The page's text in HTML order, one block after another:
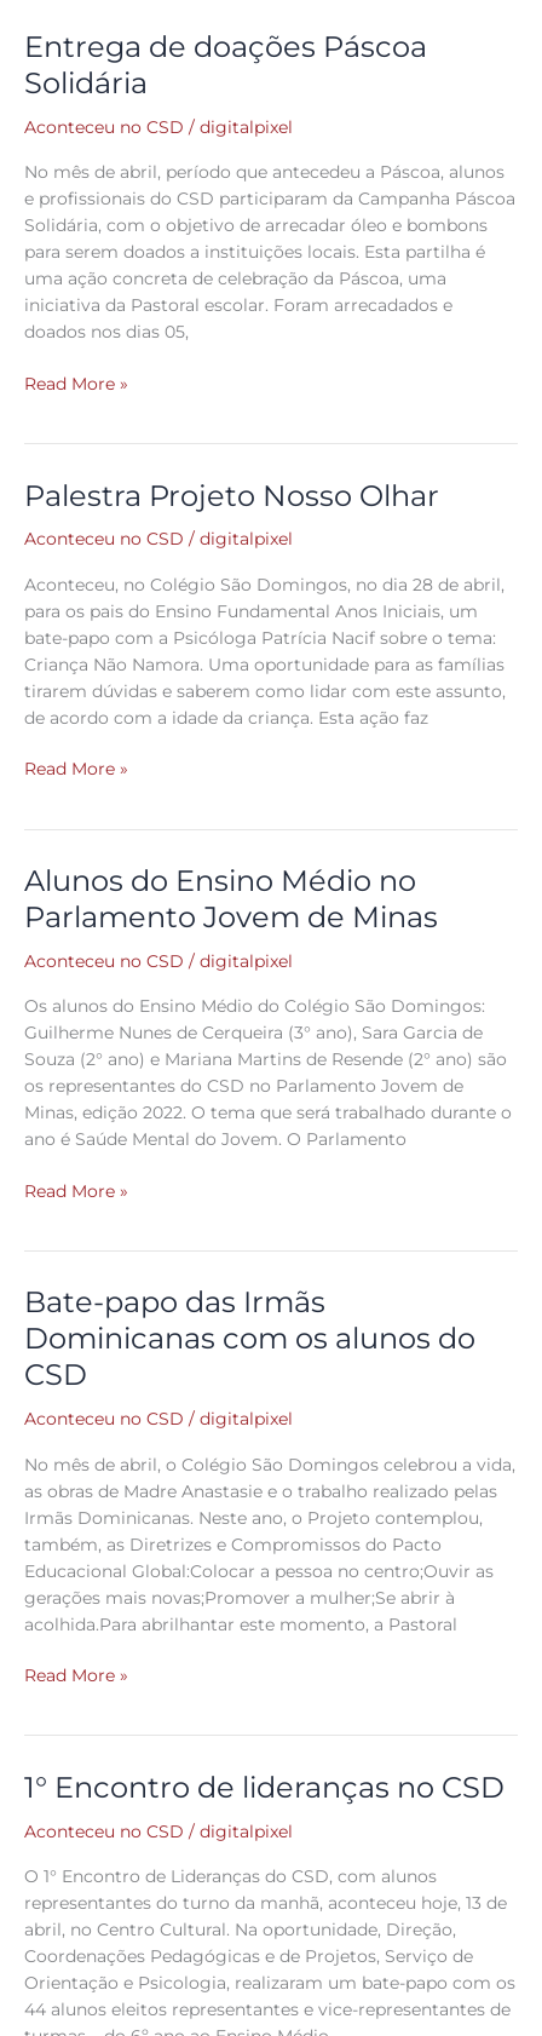
Entrega de doações Páscoa
Solidária
Aconteceu no CSD / digitalpixel
No mês de abril, período que antecedeu a Páscoa, alunos
e profissionais do CSD participaram da Campanha Páscoa
Solidária, com o objetivo de arrecadar óleo e bombons
para serem doados a instituições locais. Esta partilha é
uma ação concreta de celebração da Páscoa, uma
iniciativa da Pastoral escolar. Foram arrecadados e
doados nos dias 05,
Entrega
doações
Páscoa
Read More »
Palestra Projeto Nosso Olhar
Aconteceu no CSD / digitalpixel
Aconteceu, no Colégio São Domingos, no dia 28 de abril,
para os pais do Ensino Fundamental Anos Iniciais, um
bate-papo com a Psicóloga Patrícia Nacif sobre o tema:
Criança Não Namora. Uma oportunidade para as famílias
tirarem dúvidas e saberem como lidar com este assunto,
de acordo com a idade da criança. Esta ação faz
Palestra
Nosso
Read More »
Alunos do Ensino Médio no
Parlamento Jovem de Minas
Aconteceu no CSD / digitalpixel
Os alunos do Ensino Médio do Colégio São Domingos:
Guilherme Nunes de Cerqueira (3° ano), Sara Garcia de
Souza (2° ano) e Mariana Martins de Resende (2° ano) são
os representantes do CSD no Parlamento Jovem de
Minas, edição 2022. O tema que será trabalhado durante o
ano é Saúde Mental do Jovem. O Parlamento
Alunos
Ensino
Médio
Parlamento
Jovem
de
Minas
Read More »
Bate-papo das Irmãs
Dominicanas com os alunos do
CSD
Aconteceu no CSD / digitalpixel
No mês de abril, o Colégio São Domingos celebrou a vida,
as obras de Madre Anastasie e o trabalho realizado pelas
Irmãs Dominicanas. Neste ano, o Projeto contemplou,
também, as Diretrizes e Compromissos do Pacto
Educacional Global:Colocar a pessoa no centro;Ouvir as
gerações mais novas;Promover a mulher;Se abrir à
acolhida.Para abrilhantar este momento, a Pastoral
Bate-
papo
das
Irmãs
com
os
alunos
do
CSD
Read More »
1° Encontro de lideranças no CSD
Aconteceu no CSD / digitalpixel
O 1° Encontro de Lideranças do CSD, com alunos
representantes do turno da manhã, aconteceu hoje, 13 de
abril, no Centro Cultural. Na oportunidade, Direção,
Coordenações Pedagógicas e de Projetos, Serviço de
Orientação e Psicologia, realizaram um bate-papo com os
44 alunos eleitos representantes e vice-representantes de
1°
de
no
CSD